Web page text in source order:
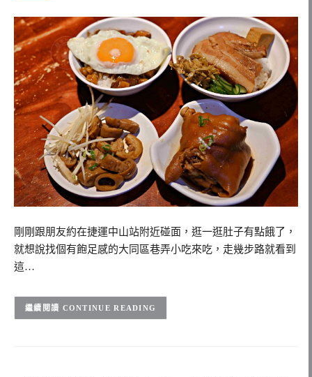
剛剛跟朋友約在捷運中山站附近碰面，逛一逛肚子有點餓了，
就想說找個有飽足感的大同區巷弄小吃來吃，走幾步路就看到
這…
CONTINUE READING